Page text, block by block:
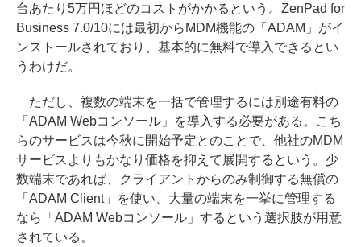
台あたり5万円ほどのコストがかかるという。ZenPad for
Business 7.0/10には最初からMDM機能の「ADAM」がイ
ンストールされており、基本的に無料で導入できるとい
うわけだ。
ただし、複数の端末を一括で管理するには別途有料の
「ADAM Webコンソール」を導入する必要がある。こち
らのサービスは今秋に開始予定とのことで、他社のMDM
サービスよりもかなり価格を抑えて展開するという。少
数端末であれば、クライアントからのみ制御する無償の
「ADAM Client」を使い、大量の端末を一挙に管理する
なら「ADAM Webコンソール」するという選択肢が用意
されている。